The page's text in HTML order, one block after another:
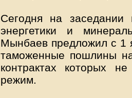
Сегодня на заседании
энергетики и
Мынбаев предложил с 1
таможенные пошлины
контрактах которых
режим.